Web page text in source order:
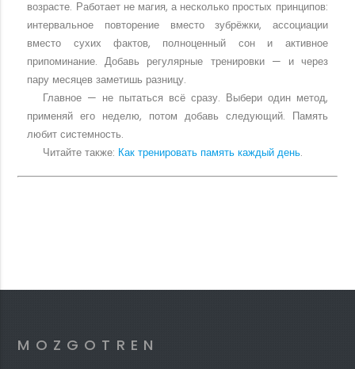
возрасте. Работает не магия, а несколько простых принципов:
интервальное повторение вместо зубрёжки, ассоциации
вместо сухих фактов, полноценный сон и активное
припоминание. Добавь регулярные тренировки — и через
пару месяцев заметишь разницу.
Главное — не пытаться всё сразу. Выбери один метод,
применяй его неделю, потом добавь следующий. Память
любит системность.
Читайте также: Как тренировать память каждый день.
MOZGOTREN